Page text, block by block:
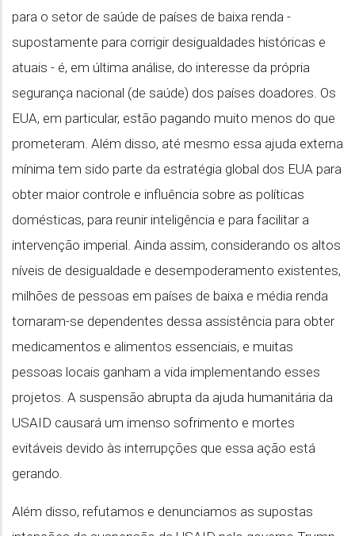
para o setor de saúde de países de baixa renda -
supostamente para corrigir desigualdades históricas e
atuais - é, em última análise, do interesse da própria
segurança nacional (de saúde) dos países doadores. Os
EUA, em particular, estão pagando muito menos do que
prometeram. Além disso, até mesmo essa ajuda externa
mínima tem sido parte da estratégia global dos EUA para
obter maior controle e influência sobre as políticas
domésticas, para reunir inteligência e para facilitar a
intervenção imperial. Ainda assim, considerando os altos
níveis de desigualdade e desempoderamento existentes,
milhões de pessoas em países de baixa e média renda
tornaram-se dependentes dessa assistência para obter
medicamentos e alimentos essenciais, e muitas
pessoas locais ganham a vida implementando esses
projetos. A suspensão abrupta da ajuda humanitária da
USAID causará um imenso sofrimento e mortes
evitáveis devido às interrupções que essa ação está
gerando.
Além disso, refutamos e denunciamos as supostas